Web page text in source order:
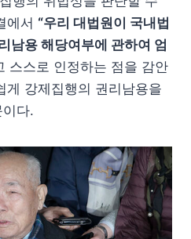
에서 “우리 대법원이 국내법
남용 해당여부에 관하여 엄
스스로 인정하는 점을 감안
게 강제집행의 권리남용을
다.